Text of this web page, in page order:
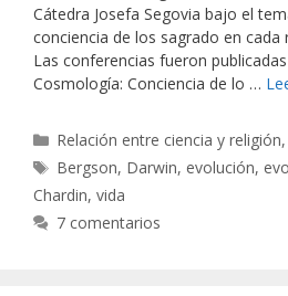
Cátedra Josefa Segovia bajo el
conciencia de los sagrado en cada
Las conferencias fueron
Cosmología: Conciencia de lo …
Categorías
Relación entre ciencia y religión,
Etiquetas
Bergson, Darwin, evolución,
Chardin, vida
7 comentarios